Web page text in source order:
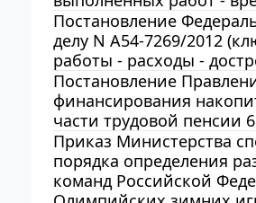
Постановление
делу N А54-7269/2012
работы - расходы -
Постановление
финансирования
части трудовой пенсии
Приказ Министерства
порядка определения
команд Российской